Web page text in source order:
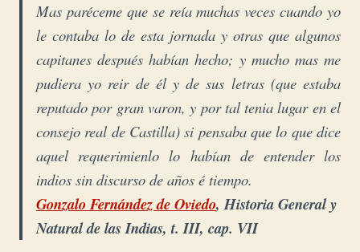
Mas paréceme que se reía muchas veces cuando yo
le contaba lo de esta jornada y otras que algunos
capitanes después habían hecho; y mucho mas me
pudiera yo reir de él y de sus letras (que estaba
reputado por gran varon, y por tal tenia lugar en el
consejo real de Castilla) si pensaba que lo que dice
aquel requerimienlo lo habían de entender los
indios sin discurso de años é tiempo.
Gonzalo Fernández de Oviedo, Historia General y
Natural de las Indias, t. III, cap. VII